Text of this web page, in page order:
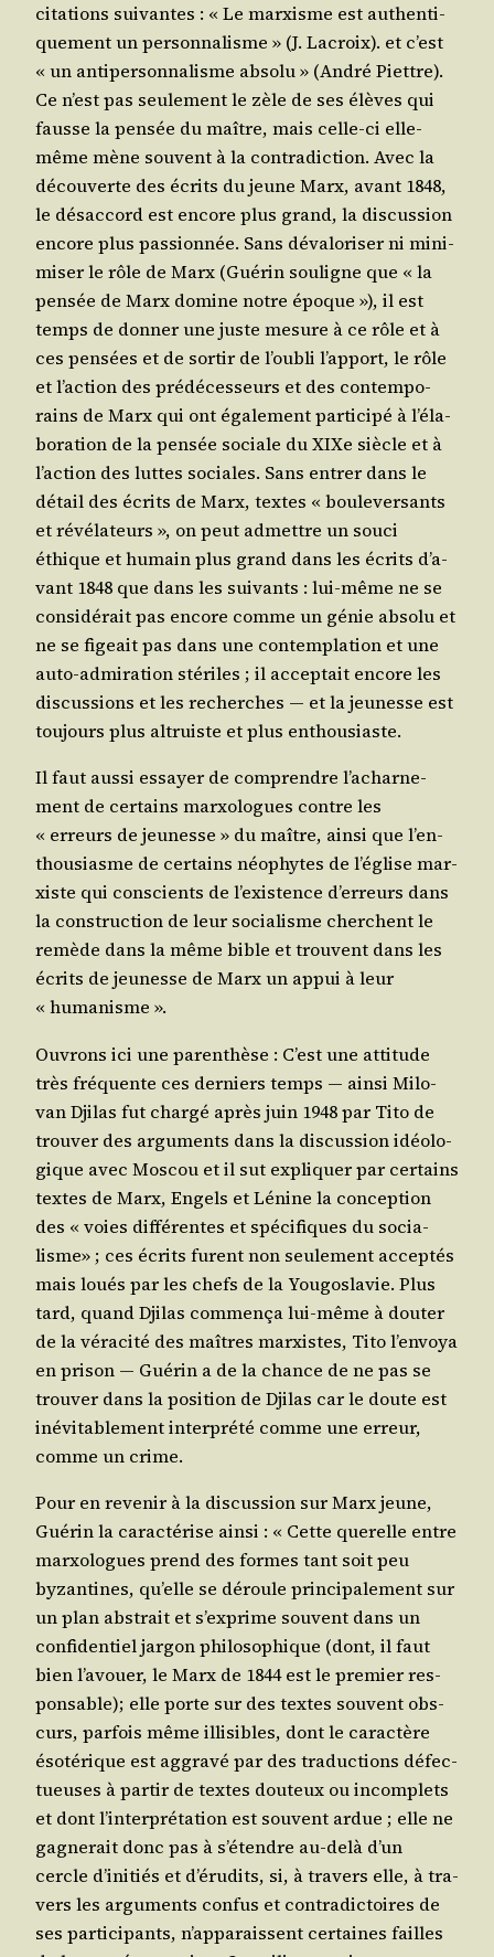
cita­tions sui­vantes : « Le mar­xisme est authen­ti­
que­ment un per­son­na­lisme » (J. Lacroix). et c’est
« un anti­per­son­na­lisme abso­lu » (André Piettre).
Ce n’est pas seule­ment le zèle de ses élèves qui
fausse la pen­sée du maître, mais celle-ci elle-
même mène sou­vent à la contra­dic­tion. Avec la
décou­verte des écrits du jeune Marx, avant 1848,
le désac­cord est encore plus grand, la dis­cus­sion
encore plus pas­sion­née. Sans déva­lo­ri­ser ni mini­
mi­ser le rôle de Marx (Gué­rin sou­ligne que « la
pen­sée de Marx domine notre époque »), il est
temps de don­ner une juste mesure à ce rôle et à
ces pen­sées et de sor­tir de l’ou­bli l’ap­port, le rôle
et l’ac­tion des pré­dé­ces­seurs et des contem­po­
rains de Marx qui ont éga­le­ment par­ti­ci­pé à l’é­la­
bo­ra­tion de la pen­sée sociale du XIXe siècle et à
l’ac­tion des luttes sociales. Sans entrer dans le
détail des écrits de Marx, textes « bou­le­ver­sants
et révé­la­teurs », on peut admettre un sou­ci
éthique et humain plus grand dans les écrits d’a­
vant 1848 que dans les sui­vants : lui-même ne se
consi­dé­rait pas encore comme un génie abso­lu et
ne se figeait pas dans une contem­pla­tion et une
auto-admi­ra­tion sté­riles ; il accep­tait encore les
dis­cus­sions et les recherches ― et la jeu­nesse est
tou­jours plus altruiste et plus enthousiaste.
Il faut aus­si essayer de com­prendre l’a­char­ne­
ment de cer­tains mar­xo­logues contre les
« erreurs de jeu­nesse » du maître, ain­si que l’en­
thou­siasme de cer­tains néo­phytes de l’é­glise mar­
xiste qui conscients de l’exis­tence d’er­reurs dans
la construc­tion de leur socia­lisme cherchent le
remède dans la même bible et trouvent dans les
écrits de jeu­nesse de Marx un appui à leur
« humanisme ».
Ouvrons ici une paren­thèse : C’est une atti­tude
très fré­quente ces der­niers temps ― ain­si Milo­
van Dji­las fut char­gé après juin 1948 par Tito de
trou­ver des argu­ments dans la dis­cus­sion idéo­lo­
gique avec Mos­cou et il sut expli­quer par cer­tains
textes de Marx, Engels et Lénine la concep­tion
des « voies dif­fé­rentes et spé­ci­fiques du socia­
lisme» ; ces écrits furent non seule­ment accep­tés
mais loués par les chefs de la You­go­sla­vie. Plus
tard, quand Dji­las com­men­ça lui-même à dou­ter
de la véra­ci­té des maîtres mar­xistes, Tito l’en­voya
en pri­son ― Gué­rin a de la chance de ne pas se
trou­ver dans la posi­tion de Dji­las car le doute est
inévi­ta­ble­ment inter­pré­té comme une erreur,
comme un crime.
Pour en reve­nir à la dis­cus­sion sur Marx jeune,
Gué­rin la carac­té­rise ain­si : « Cette que­relle entre
mar­xo­logues prend des formes tant soit peu
byzan­tines, qu’elle se déroule prin­ci­pa­le­ment sur
un plan abs­trait et s’ex­prime sou­vent dans un
confi­den­tiel jar­gon phi­lo­so­phique (dont, il faut
bien l’a­vouer, le Marx de 1844 est le pre­mier res­
pon­sable); elle porte sur des textes sou­vent obs­
curs, par­fois même illi­sibles, dont le carac­tère
éso­té­rique est aggra­vé par des tra­duc­tions défec­
tueuses à par­tir de textes dou­teux ou incom­plets
et dont l’in­ter­pré­ta­tion est sou­vent ardue ; elle ne
gagne­rait donc pas à s’é­tendre au-delà d’un
cercle d’i­ni­tiés et d’é­ru­dits, si, à tra­vers elle, à tra­
vers les argu­ments confus et contra­dic­toires de
ses par­ti­ci­pants, n’ap­pa­raissent cer­taines failles